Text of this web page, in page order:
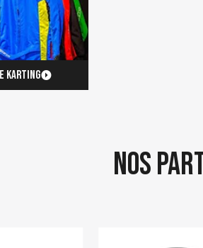
karting
Nos